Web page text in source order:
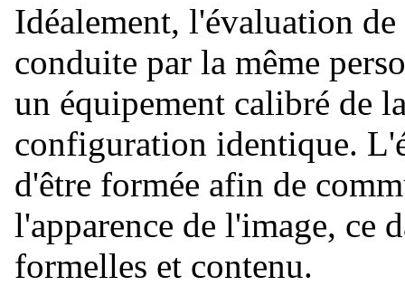
Idéalement, l'évaluation
conduite par la même
un équipement calibré de
configuration identique.
d'être formée afin de
l'apparence de l'image, ce
formelles et contenu.